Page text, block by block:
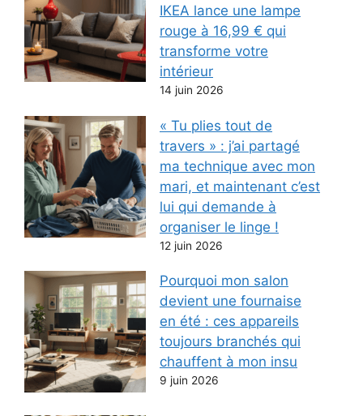
IKEA lance une lampe
rouge à 16,99 € qui
transforme votre
intérieur
14 juin 2026
« Tu plies tout de
travers » : j’ai partagé
ma technique avec mon
mari, et maintenant c’est
lui qui demande à
organiser le linge !
12 juin 2026
Pourquoi mon salon
devient une fournaise
en été : ces appareils
toujours branchés qui
chauffent à mon insu
9 juin 2026